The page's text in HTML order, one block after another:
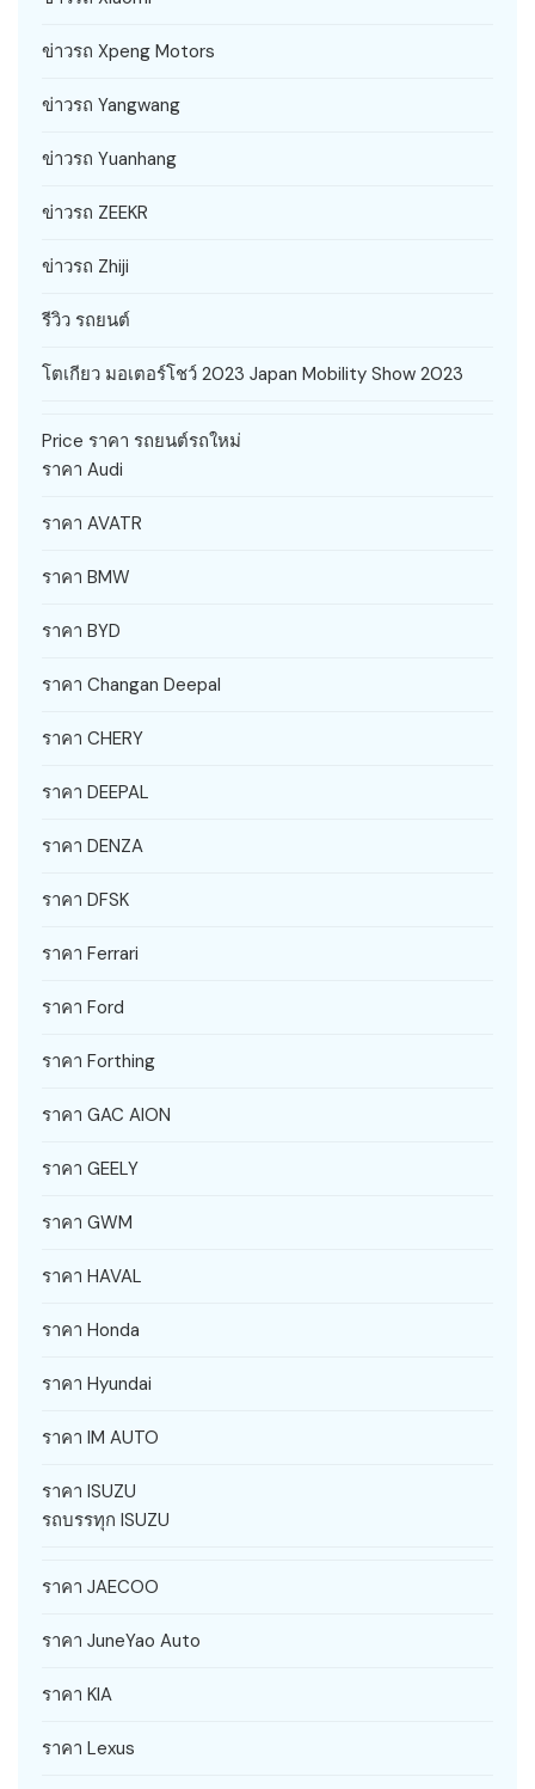
ข่าวรถ Xpeng Motors
ข่าวรถ Yangwang
ข่าวรถ Yuanhang
ข่าวรถ ZEEKR
ข่าวรถ Zhiji
รีวิว รถยนต์
โตเกียว มอเตอร์โชว์ 2023 Japan Mobility Show 2023
Price ราคา รถยนต์รถใหม่
ราคา Audi
ราคา AVATR
ราคา BMW
ราคา BYD
ราคา Changan Deepal
ราคา CHERY
ราคา DEEPAL
ราคา DENZA
ราคา DFSK
ราคา Ferrari
ราคา Ford
ราคา Forthing
ราคา GAC AION
ราคา GEELY
ราคา GWM
ราคา HAVAL
ราคา Honda
ราคา Hyundai
ราคา IM AUTO
ราคา ISUZU
รถบรรทุก ISUZU
ราคา JAECOO
ราคา JuneYao Auto
ราคา KIA
ราคา Lexus